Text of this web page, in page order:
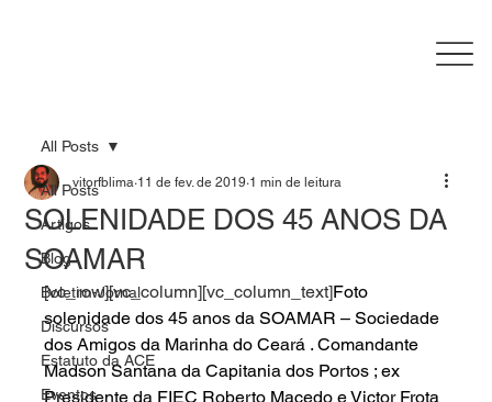
All Posts
Artigos
Blog
Boletim-Jornal
Discursos
Estatuto da ACE
Eventos
All Posts
SOLENIDADE DOS 45 ANOS DA
SOAMAR
vitorfblima 11 de fev. de 2019 1 min de leitura
[vc_row][vc_column][vc_column_text]Foto
solenidade dos 45 anos da SOAMAR – Sociedade
dos Amigos da Marinha do Ceará . Comandante
Madson Santana da Capitania dos Portos ; ex
Presidente da FIEC Roberto Macedo e Victor Frota